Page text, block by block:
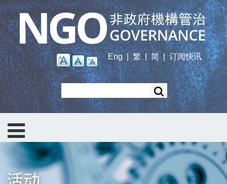
Skip
main
content
Eng
繁 | 简 订阅快讯